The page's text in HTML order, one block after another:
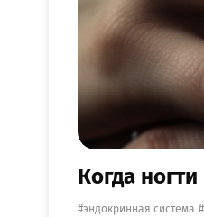
Когда
эндокринная система